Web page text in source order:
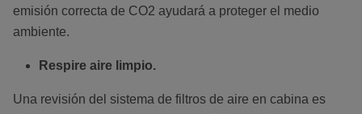
emisión correcta de CO2 ayudará a proteger el medio
ambiente.
Respire aire limpio.
Una revisión del sistema de filtros de aire en cabina es